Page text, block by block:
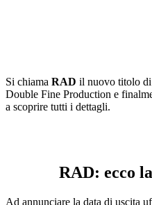
Si chiama RAD il nuovo titolo di
Double Fine Production e
a scoprire tutti i dettagli.
RAD: ecco
Ad annunciare la data di uscita